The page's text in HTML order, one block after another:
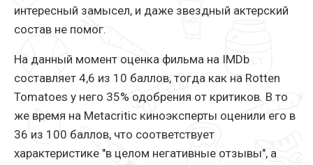
интересный замысел, и даже звездный актерский
состав не помог.
На данный момент оценка фильма на IMDb
составляет 4,6 из 10 баллов, тогда как на Rotten
Tomatoes у него 35% одобрения от критиков. В то
же время на Metacritic киноэксперты оценили его в
36 из 100 баллов, что соответствует
характеристике "в целом негативные отзывы", а